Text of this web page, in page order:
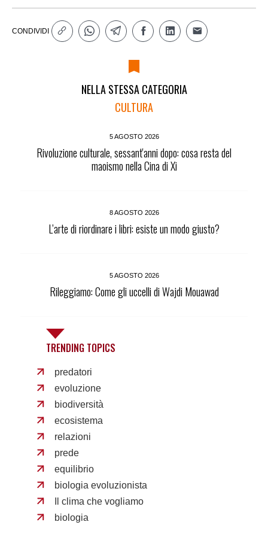
CONDIVIDI
NELLA STESSA CATEGORIA
CULTURA
5 AGOSTO 2026
Rivoluzione culturale, sessant'anni dopo: cosa resta del
maoismo nella Cina di Xi
8 AGOSTO 2026
L’arte di riordinare i libri: esiste un modo giusto?
5 AGOSTO 2026
Rileggiamo: Come gli uccelli di Wajdi Mouawad
TRENDING TOPICS
predatori
evoluzione
biodiversità
ecosistema
relazioni
prede
equilibrio
biologia evoluzionista
Il clima che vogliamo
biologia